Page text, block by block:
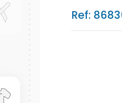
Ref: